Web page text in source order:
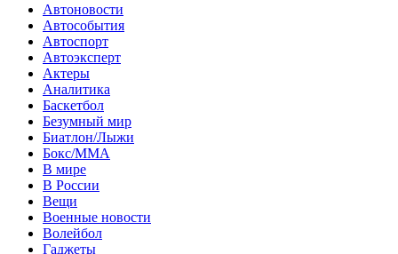
Автоновости
Автособытия
Автоспорт
Автоэксперт
Актеры
Аналитика
Баскетбол
Безумный мир
Биатлон/Лыжи
Бокс/MMA
В мире
В России
Вещи
Военные новости
Волейбол
Гаджеты